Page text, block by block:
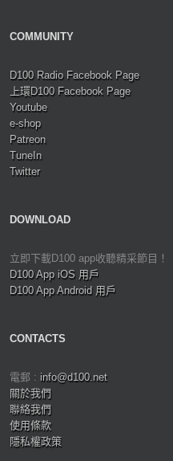
COMMUNITY
D100 Radio Facebook Page
上環D100 Facebook Page
Youtube
e-shop
Patreon
TuneIn
Twitter
DOWNLOAD
立即下載D100 app收聽精采節目！
D100 App iOS 用戶
D100 App Android 用戶
CONTACTS
電郵 : info@d100.net
關於我們
聯絡我們
使用條款
隱私權政策